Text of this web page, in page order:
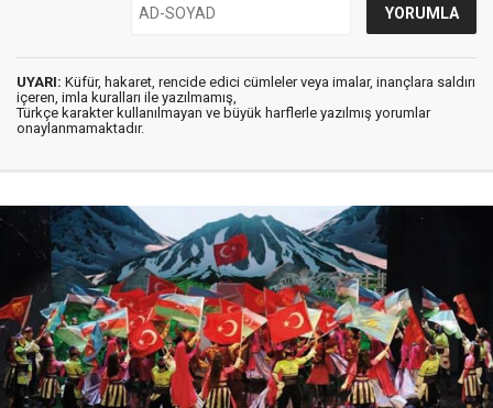
UYARI: Küfür, hakaret, rencide edici cümleler veya imalar, inançlara saldırı
içeren, imla kuralları ile yazılmamış,
Türkçe karakter kullanılmayan ve büyük harflerle yazılmış yorumlar
onaylanmamaktadır.